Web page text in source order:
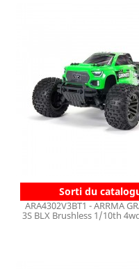
Sorti du
ARA4302V3BT1 - ARRMA
3S BLX Brushless 1/10th